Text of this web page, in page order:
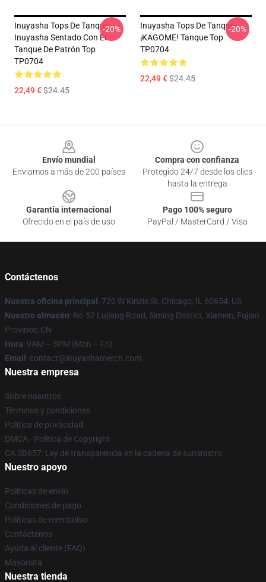
Inuyasha Tops De Tanque -
Inuyasha Sentado Con El
Tanque De Patrón Top
TP0704
22,49 €$24.45
-20%
Inuyasha Tops De Tanque -
¡KAGOME! Tanque Top
TP0704
22,49 €$24.45
-20%
Envío mundial
Enviamos a más de 200 países
Compra con confianza
Protegido 24/7 desde los clics
hasta la entrega
Garantía internacional
Ofrecido en el país de uso
Pago 100% seguro
PayPal / MasterCard / Visa
Contáctenos
Nuestra oficina principal : 720 W Kinzie St, Chicago, IL 60654, US
Nuestro almacén: No 52 Lujiang Road, Siming District, Xiamen, Fujian
Province, CN
Hora: 9AM – 5PM (Mon – Fri)
Email : contact@inuyashamerch.com
Nuestra empresa
Sobre nosotros
Términos y condiciones
Política de privacidad
DMCA - Política de Copyright
CA SB657: Ley de transparencia en la cadena de suministro
Nuestro apoyo
Políticas de envío
Condiciones de pago
Políticas de reembolso
Contáctenos
Ayuda al cliente (FAQ)
Mayorista
Nuestra tienda